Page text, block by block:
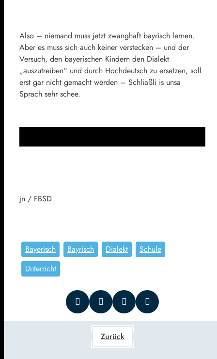
Also – niemand muss jetzt zwanghaft bayrisch lernen.
Aber es muss sich auch keiner verstecken – und der
Versuch, den bayerischen Kindern den Dialekt
„auszutreiben“ und durch Hochdeutsch zu ersetzen, soll
erst gar nicht gemacht werden – Schliaßli is unsa
Sprach sehr schee.
jn / FBSD
Bayerisch Bayrisch Dialekt
Schule
Unterricht
Zurück